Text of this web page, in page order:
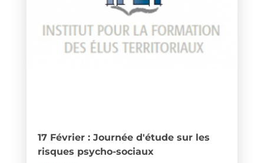
17 Février : Journée d'étude sur les
risques psycho-sociaux